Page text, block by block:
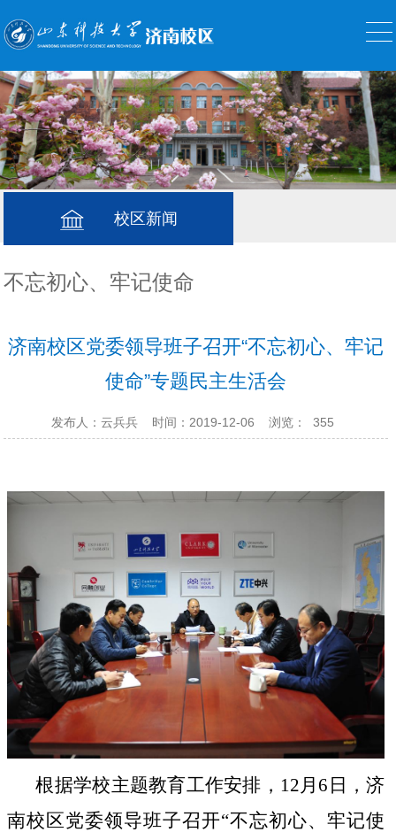
校区新闻
不忘初心、牢记使命
济南校区党委领导班子召开“不忘初心、牢记
使命”专题民主生活会
发布人：云兵兵 时间：2019-12-06 浏览： 355
根据学校主题教育工作安排， 12 月 6 日，济
南校区党委领导班子召开“不忘初心、牢记使